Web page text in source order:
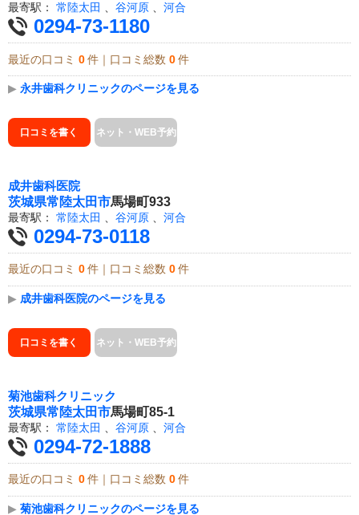
最寄駅： 常陸太田 谷河原 河合
0294-73-1180
最近の口コミ 0 件｜口コミ総数 0 件
▶ 永井歯科クリニックのページを見る
口コミを書く ネット・WEB予約
成井歯科医院
茨城県常陸太田市馬場町933
最寄駅： 常陸太田 谷河原 河合
0294-73-0118
最近の口コミ 0 件｜口コミ総数 0 件
▶ 成井歯科医院のページを見る
口コミを書く ネット・WEB予約
菊池歯科クリニック
茨城県常陸太田市馬場町85-1
最寄駅： 常陸太田 谷河原 河合
0294-72-1888
最近の口コミ 0 件｜口コミ総数 0 件
▶ 菊池歯科クリニックのページを見る